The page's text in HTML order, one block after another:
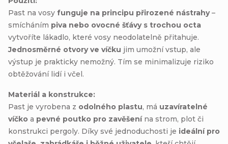
Past na vosy funguje na principu přirozené nástrahy–
smícháním piva nebo ovocné šťávy s trochou octa
vytvoříte lákadlo, které vosy neodolatelně přitahuje.
Jednosměrné otvory ve víčku jim umožní vstup, ale
výstup je prakticky nemožný. Tím se minimalizuje riziko
obtěžování lidí i včel.
Materiál a konstrukce:
Past je vyrobena z odolného plastu, má uzavíratelné
víčko a pevné poutko pro zavěšenína strom, plot či
konstrukci pergoly. Díky své jednoduchosti je ideální pro